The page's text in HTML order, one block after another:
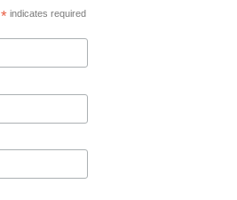
*indicates required